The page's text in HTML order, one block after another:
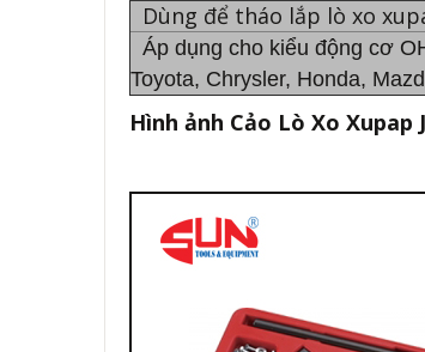
Dùng để tháo lắp lò xo
Áp dụng cho kiểu động cơ
Toyota, Chrysler, Honda,
Hình ảnh Cảo Lò Xo Xupap